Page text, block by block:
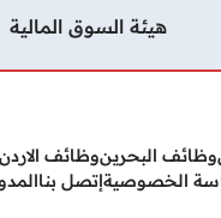
هيئة السوق المالية
وظائف البحرينوظائف الاردن
الخصوصيةإتصل بنا